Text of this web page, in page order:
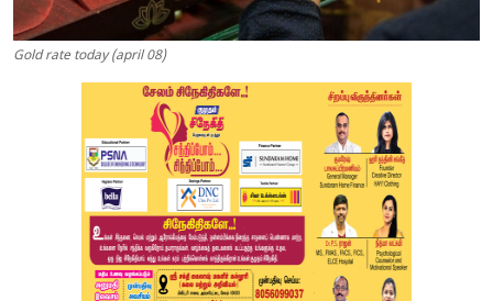
Gold rate today (april 08)